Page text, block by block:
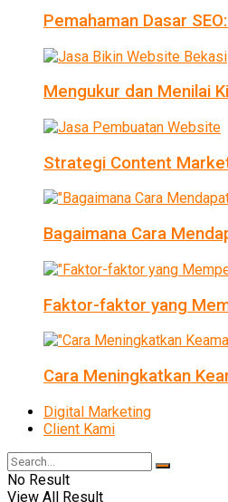
Pemahaman Dasar
Mengukur dan Menilai
Strategi Content
Bagaimana Cara
Faktor-faktor yang
Cara Meningkatkan
Digital Marketing
Client Kami
No Result
View All Result